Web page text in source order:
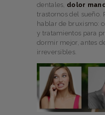
dentales, dolor
trastornos del sueño.
hablar de bruxismo:
y tratamientos para
dormir mejor, antes
irreversibles.